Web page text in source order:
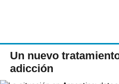
Un nuevo
adicción